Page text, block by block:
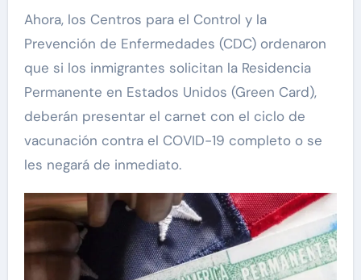
Ahora, los Centros para el Control y la
Prevención de Enfermedades (CDC) ordenaron
que si los inmigrantes solicitan la Residencia
Permanente en Estados Unidos (Green Card),
deberán presentar el carnet con el ciclo de
vacunación contra el COVID-19 completo o se
les negará de inmediato.